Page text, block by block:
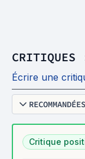
Écrire une
RECOMMANDÉES
Critique